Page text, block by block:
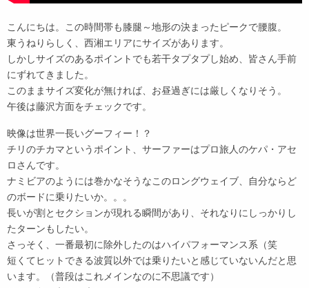
こんにちは。この時間帯も膝腿～地形の決まったピークで腰腹。
東うねりらしく、西湘エリアにサイズがあります。
しかしサイズのあるポイントでも若干タプタプし始め、皆さん手前
にずれてきました。
このままサイズ変化が無ければ、お昼過ぎには厳しくなりそう。
午後は藤沢方面をチェックです。
映像は世界一長いグーフィー！？
チリのチカマというポイント、サーファーはプロ旅人のケパ・アセ
ロさんです。
ナミビアのようには巻かなそうなこのロングウェイブ、自分ならど
のボードに乗りたいか。。。
長いが割とセクションが現れる瞬間があり、それなりにしっかりし
たターンもしたい。
さっそく、一番最初に除外したのはハイパフォーマンス系（笑
短くてヒットできる波質以外では乗りたいと感じていないんだと思
います。（普段はこれメインなのに不思議です）